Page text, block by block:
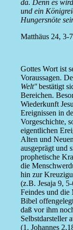
da. Denn es
und ein
Hungersnöte
Matthäus 24, 3-7
Gottes Wort ist
Voraussagen.
Welt''bestätigt
Bereichen.
Wiederkunft
Ereignissen in
Vorgeschichte,
eigentlichen
Alten und
ausgeprägt und
prophetische
die
hin zur
(z.B. Jesaja 9,
Feindes und die
Bibel
daß vor ihm
Selbstdarsteller
(1. Johannes